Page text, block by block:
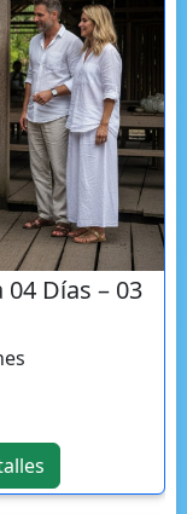
Días – 03